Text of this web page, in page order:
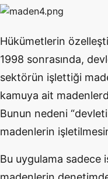
Hükümetlerin
1998 sonrasında,
sektörün işlettiği
kamuya ait
Bunun nedeni
madenlerin
Bu uygulama sadece